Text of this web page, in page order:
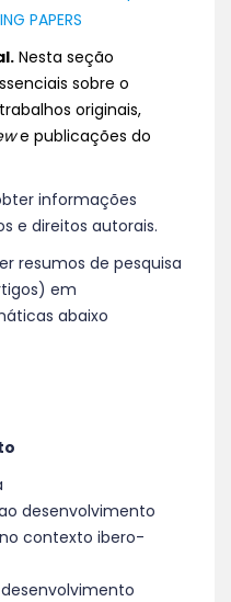
PAPERS
Nesta seção
sobre o
originais,
e publicações do
informações
e direitos autorais.
resumos de pesquisa
em
abaixo
desenvolvimento
contexto ibero-